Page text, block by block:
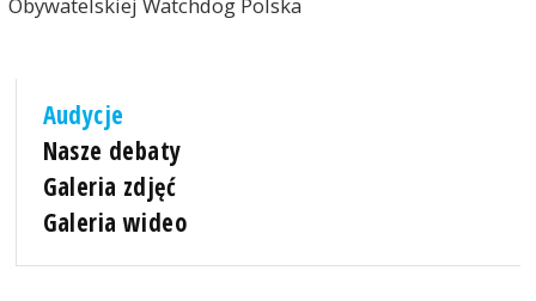
Audycje
Nasze debaty
Galeria zdjęć
Galeria wideo